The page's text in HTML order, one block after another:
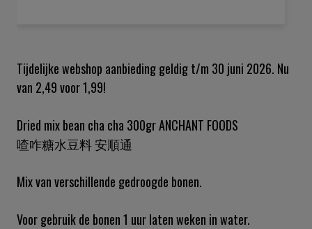
het
begin
van
gallerij
Tijdelijke webshop aanbieding geldig t/m 30 juni 2026. Nu
van 2,49 voor 1,99!
Dried mix bean cha cha 300gr ANCHANT FOODS
喳咋糖水豆料 安順通
Mix van verschillende gedroogde bonen.
Voor gebruik de bonen 1 uur laten weken in water.